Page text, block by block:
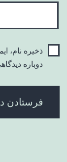
ذخیره نام،
دوباره